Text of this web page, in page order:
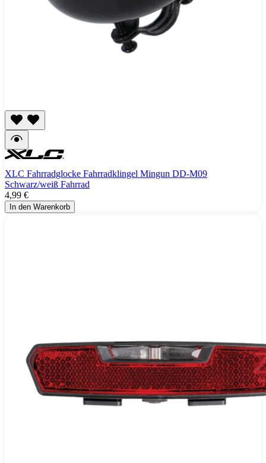
XLC Fahrradglocke Fahrradklingel Mingun DD-M09
Schwarz/weiß Fahrrad
4,99 €
In den Warenkorb